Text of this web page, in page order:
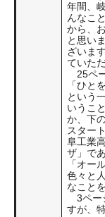
年間、
んなこ
から、
と思い
ざいま
ていた
25ペ
「ひと
という
いうこ
か、下
スター
阜工業
ザ」で
「オー
色々と
なこと
3ペー
すが、